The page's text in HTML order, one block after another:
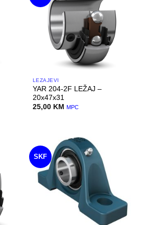
LEŽAJEVI
YAR 204-2F LEŽAJ –
20x47x31
25,00 KM MPC
SKF